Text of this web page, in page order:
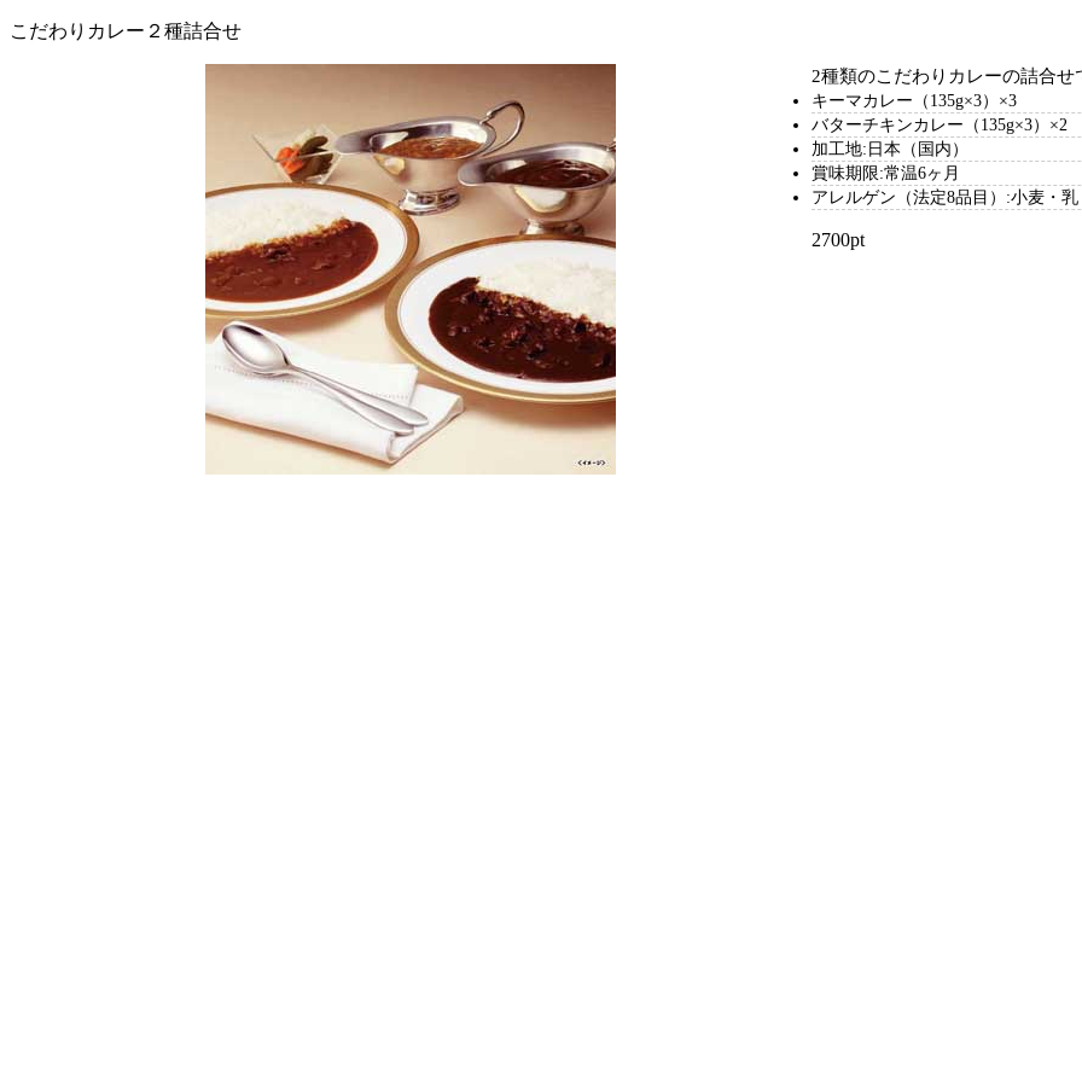
こだわりカレー２種詰合せ
2種類のこだわりカレーの詰合せ
キーマカレー（135g×3）×3
バターチキンカレー（135g×3）×2
加工地:日本（国内）
賞味期限:常温6ヶ月
アレルゲン（法定8品目）:小麦・乳
2700pt